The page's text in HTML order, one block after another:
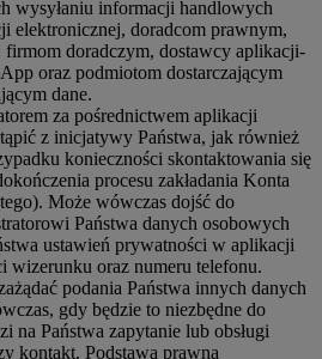
wysyłaniu informacji handlowych
elektronicznej, doradcom prawnym,
doradczym, dostawcy aplikacji-
oraz podmiotom dostarczającym
dane.
za pośrednictwem aplikacji
z inicjatywy Państwa, jak również
konieczności skontaktowania się
procesu zakładania Konta
Może wówczas dojść do
Państwa danych osobowych
ustawień prywatności w aplikacji
wizerunku oraz numeru telefonu.
podania Państwa innych danych
gdy będzie to niezbędne do
na Państwa zapytanie lub obsługi
kontakt. Podstawą prawną